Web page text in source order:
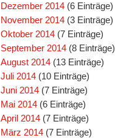
Dezember 2014 (6 Einträge)
November 2014 (3 Einträge)
Oktober 2014 (7 Einträge)
September 2014 (8 Einträge)
August 2014 (13 Einträge)
Juli 2014 (10 Einträge)
Juni 2014 (7 Einträge)
Mai 2014 (6 Einträge)
April 2014 (7 Einträge)
März 2014 (7 Einträge)